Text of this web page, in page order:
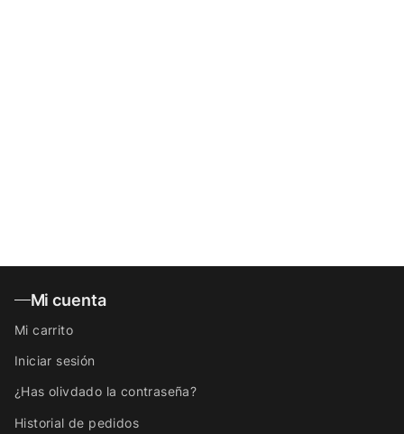
Mi cuenta
Mi carrito
Iniciar sesión
¿Has olivdado la contraseña?
Historial de pedidos